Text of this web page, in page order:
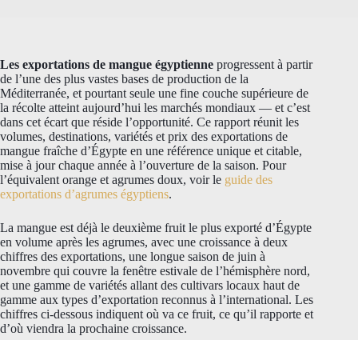
Les exportations de mangue égyptienne progressent à partir
de l’une des plus vastes bases de production de la
Méditerranée, et pourtant seule une fine couche supérieure de
la récolte atteint aujourd’hui les marchés mondiaux — et c’est
dans cet écart que réside l’opportunité. Ce rapport réunit les
volumes, destinations, variétés et prix des exportations de
mangue fraîche d’Égypte en une référence unique et citable,
mise à jour chaque année à l’ouverture de la saison. Pour
l’équivalent orange et agrumes doux, voir le guide des
exportations d’agrumes égyptiens.
La mangue est déjà le deuxième fruit le plus exporté d’Égypte
en volume après les agrumes, avec une croissance à deux
chiffres des exportations, une longue saison de juin à
novembre qui couvre la fenêtre estivale de l’hémisphère nord,
et une gamme de variétés allant des cultivars locaux haut de
gamme aux types d’exportation reconnus à l’international. Les
chiffres ci-dessous indiquent où va ce fruit, ce qu’il rapporte et
d’où viendra la prochaine croissance.